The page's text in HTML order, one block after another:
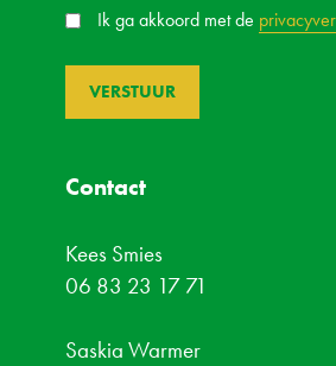
Ik ga akkoord met de
Contact
Kees Smies
06 83 23 17 71
Saskia Warmer